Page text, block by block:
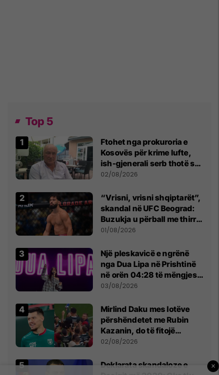
Top 5
Ftohet nga prokuroria e
Kosovës për krime lufte,
ish-gjenerali serb thotë se
dikush e tradhtoi në
02/08/2026
“Vrisni, vrisni shqiptarët”,
skandal në UFC Beograd:
Buzukja u përball me thirrje
anti-shqiptare nga
01/08/2026
Një pleskavicë e ngrënë
nga Dua Lipa në Prishtinë
në orën 04:28 të mëngjesit
- dhe bota digjitale serbe
03/08/2026
Mirlind Daku mes lotëve
përshëndetet me Rubin
Kazanin, do të fitojë
miliona te Spartak Moska
02/08/2026
​Deklarata skandaloze e
×